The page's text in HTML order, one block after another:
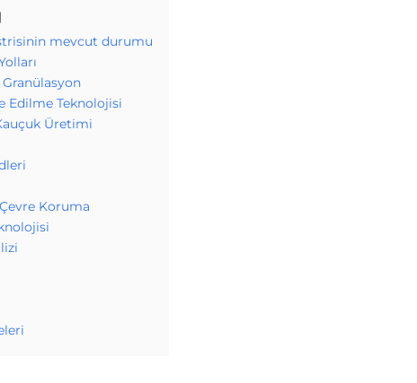
mevcut durumu
Edilme Teknolojisi
Üretimi
Koruma